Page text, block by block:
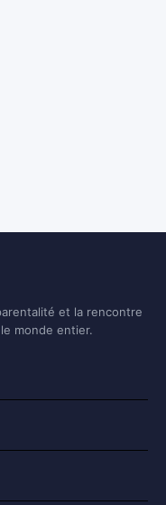
et la rencontre
monde entier.